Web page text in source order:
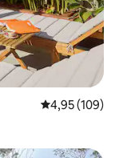
4,95 de
4,95 (109)